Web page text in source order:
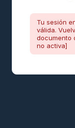
Tu sesión
válida.
documento
no activa]